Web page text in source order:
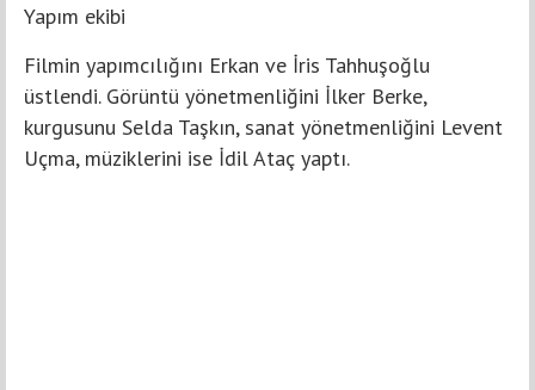
Yapım ekibi
Filmin yapımcılığını Erkan ve İris Tahhuşoğlu
üstlendi. Görüntü yönetmenliğini İlker Berke,
kurgusunu Selda Taşkın, sanat yönetmenliğini Levent
Uçma, müziklerini ise İdil Ataç yaptı.